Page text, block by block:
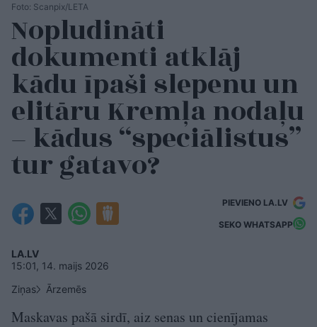
Foto: Scanpix/LETA
Nopludināti
dokumenti atklāj
kādu īpaši slepenu un
elitāru Kremļa nodaļu
– kādus “speciālistus”
tur gatavo?
PIEVIENO LA.LV
SEKO WHATSAPP
LA.LV
15:01, 14. maijs 2026
Ziņas
Ārzemēs
Maskavas pašā sirdī, aiz senas un cienījamas